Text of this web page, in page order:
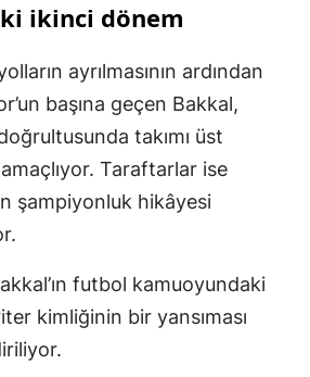
ikinci dönem
ayrılmasının ardından
başına geçen Bakkal,
takımı üst
Taraftarlar ise
şampiyonluk hikâyesi
futbol kamuoyundaki
kimliğinin bir yansıması